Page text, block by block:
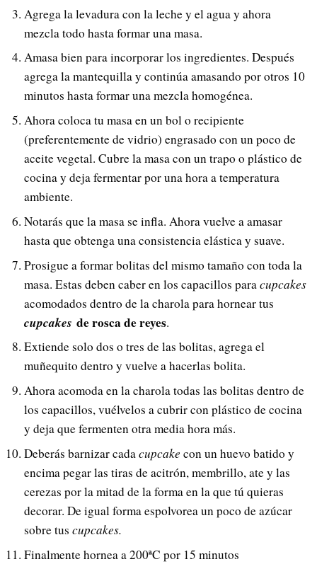
Agrega la levadura con la leche y el agua y ahora
mezcla todo hasta formar una masa.
Amasa bien para incorporar los ingredientes. Después
agrega la mantequilla y continúa amasando por otros 10
minutos hasta formar una mezcla homogénea.
Ahora coloca tu masa en un bol o recipiente
(preferentemente de vidrio) engrasado con un poco de
aceite vegetal. Cubre la masa con un trapo o plástico de
cocina y deja fermentar por una hora a temperatura
ambiente.
Notarás que la masa se infla. Ahora vuelve a amasar
hasta que obtenga una consistencia elástica y suave.
Prosigue a formar bolitas del mismo tamaño con toda la
masa. Estas deben caber en los capacillos paracupcakes
acomodados dentro de la charola para hornear tus
cupcakes de rosca de reyes.
Extiende solo dos o tres de las bolitas, agrega el
muñequito dentro y vuelve a hacerlas bolita.
Ahora acomoda en la charola todas las bolitas dentro de
los capacillos, vuélvelos a cubrir con plástico de cocina
y deja que fermenten otra media hora más.
Deberás barnizar cadacupcake con un huevo batido y
encima pegar las tiras de acitrón, membrillo, ate y las
cerezas por la mitad de la forma en la que tú quieras
decorar. De igual forma espolvorea un poco de azúcar
sobre tus cupcakes.
Finalmente hornea a 200ªC por 15 minutos